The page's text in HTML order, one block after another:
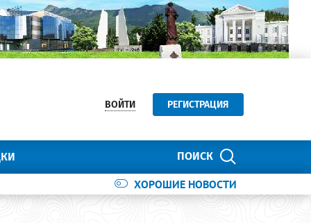
ВОЙТИ РЕГИСТРАЦИЯ
ПОИСК
ХОРОШИЕ НОВОСТИ